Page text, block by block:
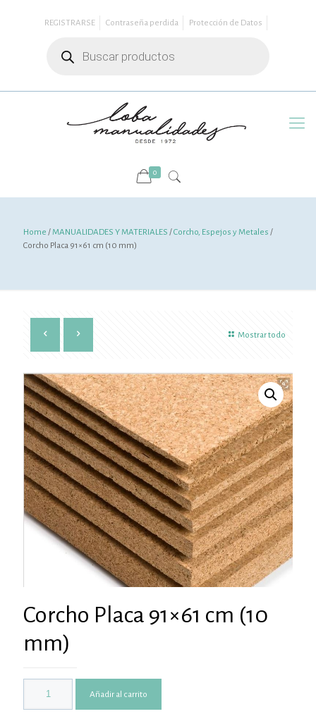
REGISTRARSE Contraseña perdida
Protección de Datos
productos
0
Home /MANUALIDADES Y MATERIALES /Corcho, Espejos y Metales /
Corcho Placa 91×61 cm (10 mm)
Mostrar todo
Corcho Placa 91×61 cm (10
mm)
Añadir al carrito